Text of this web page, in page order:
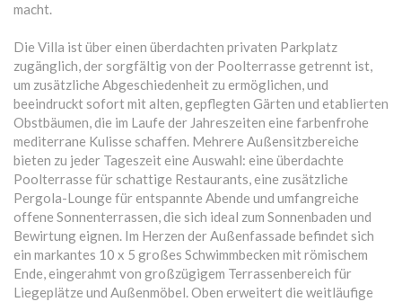
macht.
Die Villa ist über einen überdachten privaten Parkplatz
zugänglich, der sorgfältig von der Poolterrasse getrennt ist,
um zusätzliche Abgeschiedenheit zu ermöglichen, und
beeindruckt sofort mit alten, gepflegten Gärten und etablierten
Obstbäumen, die im Laufe der Jahreszeiten eine farbenfrohe
mediterrane Kulisse schaffen. Mehrere Außensitzbereiche
bieten zu jeder Tageszeit eine Auswahl: eine überdachte
Poolterrasse für schattige Restaurants, eine zusätzliche
Pergola-Lounge für entspannte Abende und umfangreiche
offene Sonnenterrassen, die sich ideal zum Sonnenbaden und
Bewirtung eignen. Im Herzen der Außenfassade befindet sich
ein markantes 10 x 5 großes Schwimmbecken mit römischem
Ende, eingerahmt von großzügigem Terrassenbereich für
Liegeplätze und Außenmöbel. Oben erweitert die weitläufige